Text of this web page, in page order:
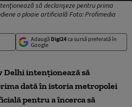
să declanşeze pentru prima
o ploaie artificială Foto: Profimedia
Adaugă Digi24ca sursă preferată în
Google
intenţionează să
dată în istoria metropolei
pentru a încerca să